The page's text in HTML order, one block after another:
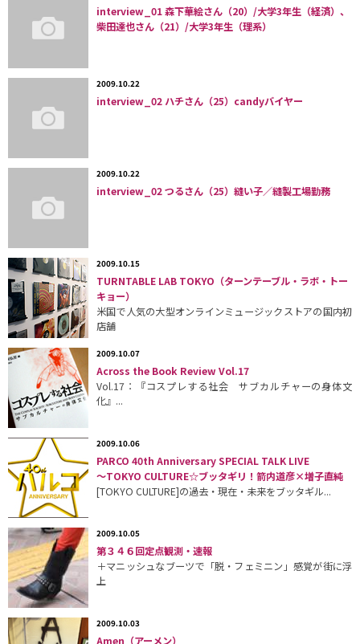
interview_01 森下華絵さん（20）/大学3年生（経済）、
柴田達也さん（21）/大学3年生（理系）
2009.10.22
interview_02 ハチさん（25）candyバイヤー
2009.10.22
interview_02 つるさん（25）縫い子／縫製工場勤務
2009.10.15
TURNTABLE LAB TOKYO（ターンテーブル・ラボ・トー
キョー）
米国で人気の大型オンラインミュージックストアの国内初
店舗
2009.10.07
Across the Book Review Vol.17
Vol.17：『コスプレする社会 サブカルチャーの身体文
化』...
2009.10.06
PARCO 40th Anniversary SPECIAL TALK LIVE
〜TOKYO CULTURE☆ブッタギリ！箭内道彦×増子直純
[TOKYO CULTURE]の過去・現在・未来をブッタギル...
2009.10.05
第３４６回定点観測・速報
＋マニッシュなブーツで「脱・フェミニン」感覚が街に浮
上
2009.10.03
Amen（アーメン）